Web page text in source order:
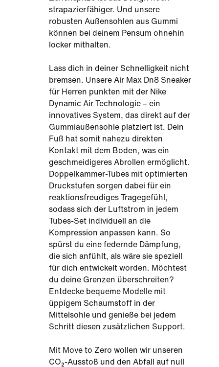
strapazierfähiger. Und unsere
robusten Außensohlen aus Gummi
können bei deinem Pensum ohnehin
locker mithalten.
Lass dich in deiner Schnelligkeit nicht
bremsen. Unsere Air Max Dn8 Sneaker
für Herren punkten mit der Nike
Dynamic Air Technologie – ein
innovatives System, das direkt auf der
Gummiaußensohle platziert ist. Dein
Fuß hat somit nahezu direkten
Kontakt mit dem Boden, was ein
geschmeidigeres Abrollen ermöglicht.
Doppelkammer-Tubes mit optimierten
Druckstufen sorgen dabei für ein
reaktionsfreudiges Tragegefühl,
sodass sich der Luftstrom in jedem
Tubes-Set individuell an die
Kompression anpassen kann. So
spürst du eine federnde Dämpfung,
die sich anfühlt, als wäre sie speziell
für dich entwickelt worden. Möchtest
du deine Grenzen überschreiten?
Entdecke bequeme Modelle mit
üppigem Schaumstoff in der
Mittelsohle und genieße bei jedem
Schritt diesen zusätzlichen Support.
Mit Move to Zero wollen wir unseren
CO₂-Ausstoß und den Abfall auf null